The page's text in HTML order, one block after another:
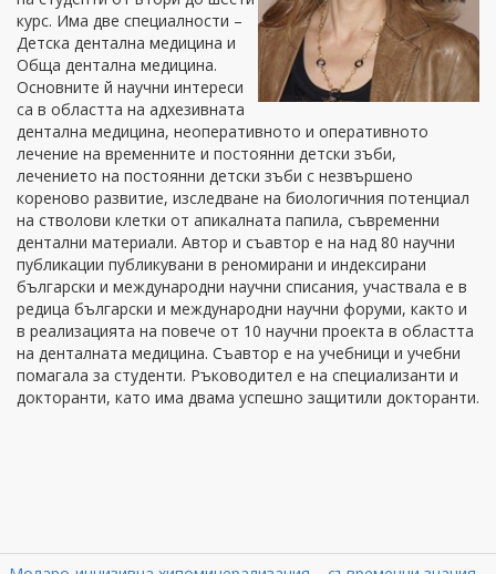
курс. Има две специалности –
Детска дентална медицина и
Обща дентална медицина.
Основните й научни интереси
са в областта на адхезивната
дентална медицина, неоперативното и оперативното
лечение на временните и постоянни детски зъби,
лечението на постоянни детски зъби с незвършено
кореново развитие, изследване на биологичния потенциал
на стволови клетки от апикалната папила, съвременни
дентални материали. Автор и съавтор е на над 80 научни
публикации публикувани в реномирани и индексирани
български и международни научни списания, участвала е в
редица български и международни научни форуми, както и
в реализацията на повече от 10 научни проекта в областта
на денталната медицина. Съавтор е на учебници и учебни
помагала за студенти. Ръководител е на специализанти и
докторанти, като има двама успешно защитили докторанти.